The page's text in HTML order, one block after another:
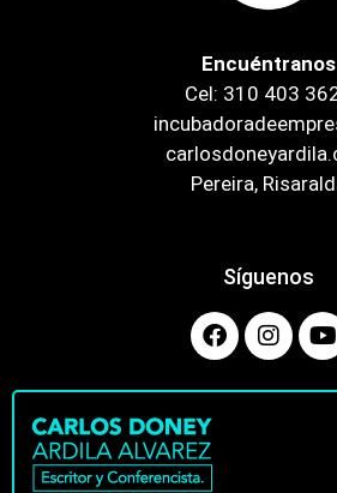
Encuéntranos
Cel: 310 403
Pereira,
Síguenos